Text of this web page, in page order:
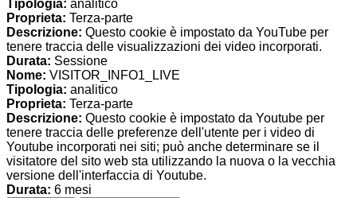
Tipologia: analitico
Proprieta: Terza-parte
Descrizione: Questo cookie è impostato da YouTube per
tenere traccia delle visualizzazioni dei video incorporati.
Durata: Sessione
Nome: VISITOR_INFO1_LIVE
Tipologia: analitico
Proprieta: Terza-parte
Descrizione: Questo cookie è impostato da Youtube per
tenere traccia delle preferenze dell'utente per i video di
Youtube incorporati nei siti; può anche determinare se il
visitatore del sito web sta utilizzando la nuova o la vecchia
versione dell'interfaccia di Youtube.
Durata: 6 mesi